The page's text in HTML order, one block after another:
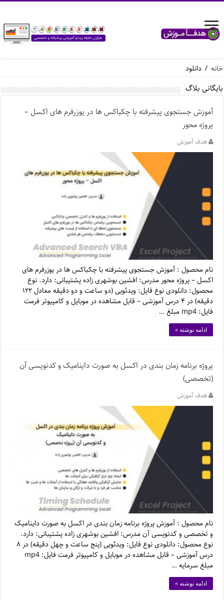
خانه / دانلود
بایگانی بلاگ
آموزش جستجوی پیشرفته با چکباکس ها در یوزرفرم های اکسل –
پروژه محور
هدف آموزش
نام محصول : آموزش جستجوی پیشرفته با چکباکس ها در یوزرفرم های
اکسل – پروژه محور مدرس: افشین بوشهری زاده پشتیبانی: دارد. نوع
محصول: دانلودی نوع فایل: ویدئویی (دو ساعت و دو دقیقه معادل ۱۲۲
دقیقه) در ۴ درس آموزشی – قابل مشاهده در موبایل و کامپیوتر فرمت
فایل: mp4 مبلغ …
ادامه نوشته »
پروژه برنامه زمان بندی در اکسل به صورت داینامیک و کدنویسی آن
(تخصصی)
هدف آموزش
نام محصول : آموزش پروژه برنامه زمان بندی در اکسل به صورت داینامیک
و تخصصی و کدنویسی آن مدرس: افشین بوشهری زاده پشتیبانی: دارد.
نوع محصول: دانلودی نوع فایل: ویدئویی (پنج ساعت و چهل دقیقه) در ۸
درس آموزشی – قابل مشاهده در موبایل و کامپیوتر فرمت فایل: mp4
مبلغ سرمایه …
ادامه نوشته »